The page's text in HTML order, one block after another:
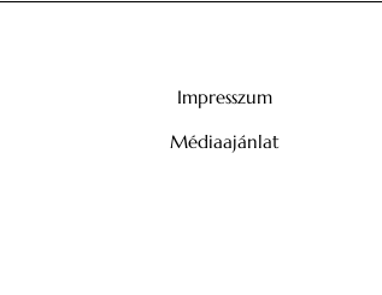
Impresszum
Médiaajánlat